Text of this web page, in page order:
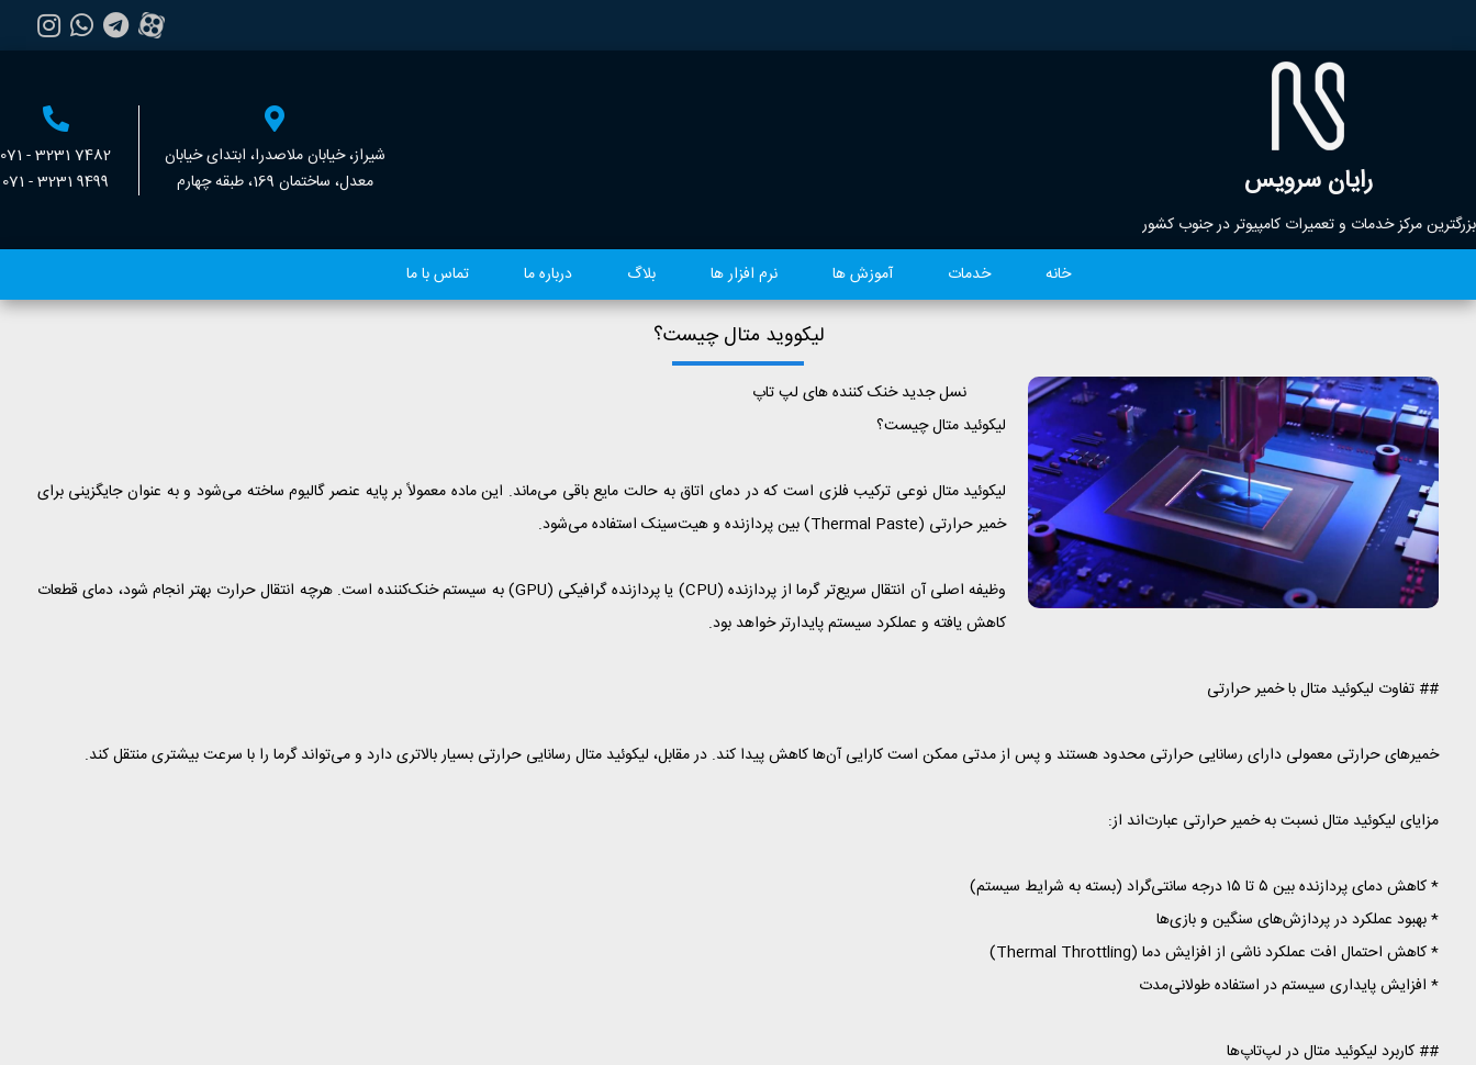
رایان سرویس
بزرگترین مرکز خدمات و تعمیرات کامپیوتر در جنوب کشور
071 - 3231 7482
071 - 3231 9499
شیراز، خیابان ملاصدرا، ابتدای خیابان
معدل، ساختمان 169، طبقه چهارم
خانه خدمات آموزش ها نرم افزار ها بلاگ درباره ما تماس با ما
لیکووید متال چیست؟
نسل جدید خنک کننده های لپ تاپ
لیکوئید متال چیست؟
لیکوئید متال نوعی ترکیب فلزی است که در دمای اتاق به حالت مایع باقی می‌ماند. این ماده معمولاً بر پایه عنصر گالیوم ساخته می‌شود و به عنوان جایگزینی برای
خمیر حرارتی (Thermal Paste) بین پردازنده و هیت‌سینک استفاده می‌شود.
وظیفه اصلی آن انتقال سریع‌تر گرما از پردازنده (CPU) یا پردازنده گرافیکی (GPU) به سیستم خنک‌کننده است. هرچه انتقال حرارت بهتر انجام شود، دمای قطعات
کاهش یافته و عملکرد سیستم پایدارتر خواهد بود.
## تفاوت لیکوئید متال با خمیر حرارتی
خمیرهای حرارتی معمولی دارای رسانایی حرارتی محدود هستند و پس از مدتی ممکن است کارایی آن‌ها کاهش پیدا کند. در مقابل، لیکوئید متال رسانایی حرارتی بسیار بالاتری دارد و می‌تواند گرما را با سرعت بیشتری منتقل کند.
مزایای لیکوئید متال نسبت به خمیر حرارتی عبارت‌اند از:
* کاهش دمای پردازنده بین ۵ تا ۱۵ درجه سانتی‌گراد (بسته به شرایط سیستم)
* بهبود عملکرد در پردازش‌های سنگین و بازی‌ها
* کاهش احتمال افت عملکرد ناشی از افزایش دما (Thermal Throttling)
* افزایش پایداری سیستم در استفاده طولانی‌مدت
## کاربرد لیکوئید متال در لپ‌تاپ‌ها